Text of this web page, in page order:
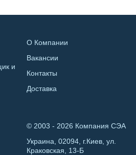
и
О Компании
Вакансии
Контакты
Доставка
© 2003 - 2026 Компания СЭА
Украина, 02094, г.Киев, ул.
Краковская, 13-Б